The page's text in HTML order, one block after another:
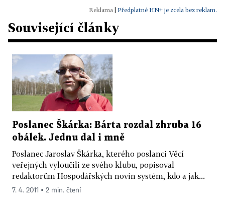
Předplatné HN+ je zcela bez reklam.
Související články
Poslanec Škárka: Bárta rozdal zhruba 16
obálek. Jednu dal i mně
Poslanec Jaroslav Škárka, kterého poslanci Věcí
veřejných vyloučili ze svého klubu, popisoval
redaktorům Hospodářských novin systém, kdo a jak...
7. 4. 2011 ▪ 2 min. čtení